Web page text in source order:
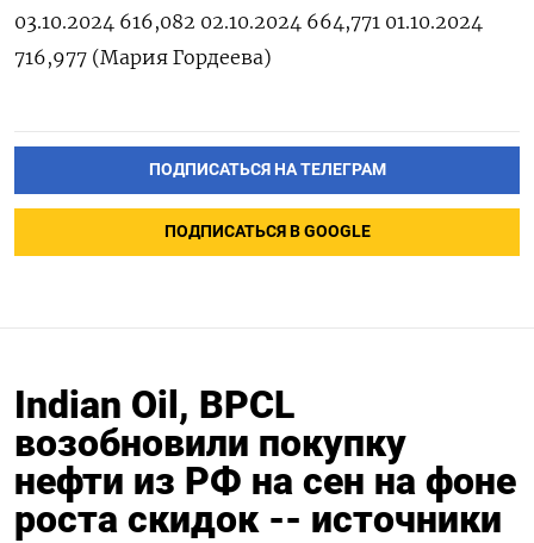
03.10.2024 616,082 02.10.2024 664,771 01.10.2024
716,977 (Мария Гордеева)
ПОДПИСАТЬСЯ НА ТЕЛЕГРАМ
ПОДПИСАТЬСЯ В GOOGLE
Indian Oil, BPCL
возобновили покупку
нефти из РФ на сен на фоне
роста скидок -- источники